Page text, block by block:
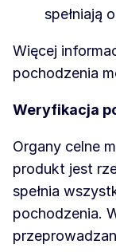
spełniają
Więcej
pochodzenia
Weryfikacja
Organy celne
produkt jest
spełnia
pochodzenia.